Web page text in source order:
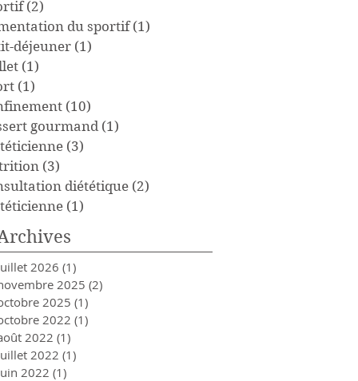
(2)
du sportif (1)
déjeuner (1)
(1)
(1)
(10)
gourmand (1)
(3)
(3)
diététique (2)
(1)
2026 (1)
2025 (2)
2025 (1)
2022 (1)
2022 (1)
2022 (1)
2022 (1)